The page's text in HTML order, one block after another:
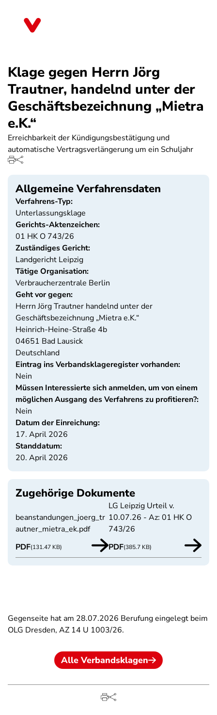
Klage gegen Herrn Jörg
Trautner, handelnd unter der
Geschäftsbezeichnung „Mietra
e.K.“
Erreichbarkeit der Kündigungsbestätigung und
automatische Vertragsverlängerung um ein Schuljahr
Allgemeine Verfahrensdaten
Verfahrens-Typ:
Unterlassungsklage
Gerichts-Aktenzeichen:
01 HK O 743/26
Zuständiges Gericht:
Landgericht Leipzig
Tätige Organisation:
Verbraucherzentrale Berlin
Geht vor gegen:
Herrn Jörg Trautner handelnd unter der
Geschäftsbezeichnung „Mietra e.K.“
Heinrich-Heine-Straße 4b
04651 Bad Lausick
Deutschland
Eintrag ins Verbandsklageregister vorhanden:
Nein
Müssen Interessierte sich anmelden, um von einem
möglichen Ausgang des Verfahrens zu profitieren?:
Nein
Datum der Einreichung:
17. April 2026
Standdatum:
20. April 2026
Zugehörige Dokumente
beanstandungen_joerg_tr
autner_mietra_ek.pdf
PDF(131.47 KB)
LG Leipzig Urteil v.
10.07.26 - Az: 01 HK O
743/26
PDF(385.7 KB)
Gegenseite hat am 28.07.2026 Berufung eingelegt beim
OLG Dresden, AZ 14 U 1003/26.
Alle Verbandsklagen